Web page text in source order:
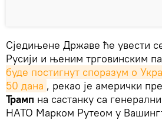
Сједињене Државе ће увести
Русији и њеним трговинским
буде постигнут споразум о
50 дана , рекао је амерички
Трамп на састанку са
НАТО Марком Рутеом у